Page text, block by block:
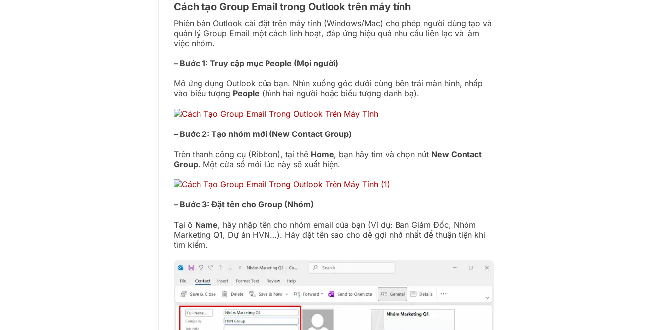
Cách tạo Group Email trong Outlook trên máy tính
Phiên bản Outlook cài đặt trên máy tính (Windows/Mac) cho phép người dùng tạo và
quản lý Group Email một cách linh hoạt, đáp ứng hiệu quả nhu cầu liên lạc và làm
việc nhóm.
– Bước 1: Truy cập mục People (Mọi người)
Mở ứng dụng Outlook của bạn. Nhìn xuống góc dưới cùng bên trái màn hình, nhấp
vào biểu tượng People (hình hai người hoặc biểu tượng danh bạ).
– Bước 2: Tạo nhóm mới (New Contact Group)
Trên thanh công cụ (Ribbon), tại thẻ Home, bạn hãy tìm và chọn nút New Contact
Group. Một cửa sổ mới lúc này sẽ xuất hiện.
– Bước 3: Đặt tên cho Group (Nhóm)
Tại ô Name, hãy nhập tên cho nhóm email của bạn (Ví dụ: Ban Giám Đốc, Nhóm
Marketing Q1, Dự án HVN…). Hãy đặt tên sao cho dễ gợi nhớ nhất để thuận tiện khi
tìm kiếm.